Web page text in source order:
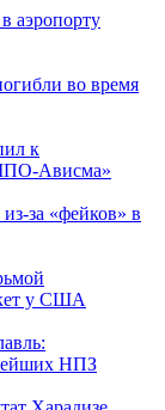
аэропорту
во время
к
Ависма»
за «фейков» в
у США
НПЗ